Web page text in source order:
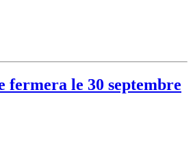
fermera le 30 septembre